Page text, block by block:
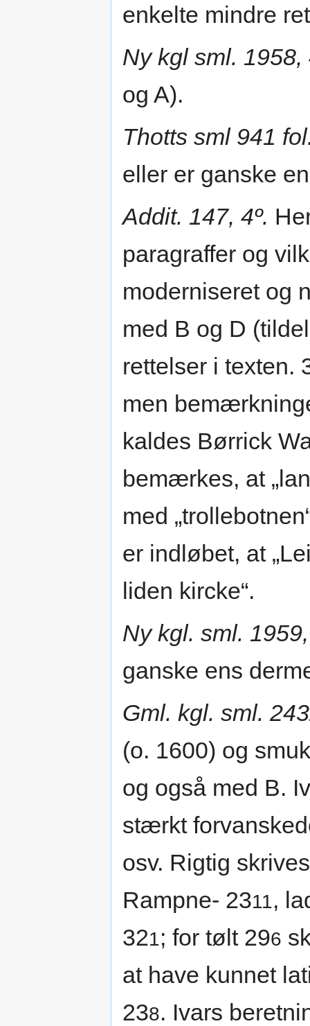
enkelte mindre
Ny kgl sml. 1958,
og A).
Thotts sml 941
eller er ganske
Addit. 147, 4º.
paragraffer og
moderniseret og
med B og D
rettelser i texten.
men
kaldes Børrick
bemærkes, at
med
er indløbet, at
liden kircke“.
Ny kgl. sml. 1959,
ganske ens
Gml. kgl. sml.
(o. 1600) og
og også med B.
stærkt
osv. Rigtig
Rampne- 2311,
321; for tølt 296
at have kunnet
238. Ivars